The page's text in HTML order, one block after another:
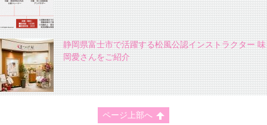
静岡県富士市で活躍する松風公認インストラクター 味
岡愛さんをご紹介
ページ上部へ